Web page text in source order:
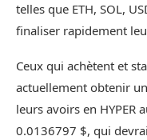
telles que ETH, SOL,
finaliser rapidement
Ceux qui achètent et
actuellement obtenir
leurs avoirs en HYPER
0.0136797 $, qui